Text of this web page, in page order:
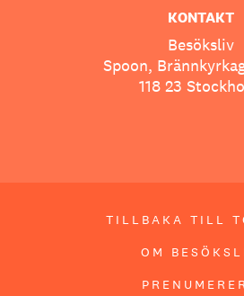
KONTAKT
Besöksliv
Spoon,
118 23
TILLBAKA TILL
OM